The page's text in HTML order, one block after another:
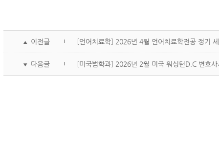
▲ 이전글 [언어치료학] 2026년 4월 언어치료학전공 정기
▼ 다음글 [미국법학과] 2026년 2월 미국 워싱턴D.C 변호